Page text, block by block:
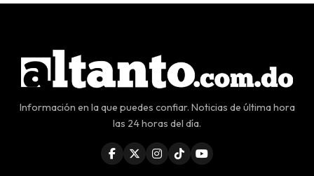
Información en la que puedes confiar. Noticias de última hora
las 24 horas del día.